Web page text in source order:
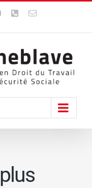
YouTubeWhatsApp
Email